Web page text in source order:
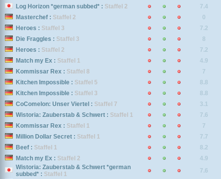
Log Horizon *german subbed* : Staffel 2
7.4
Masterchef : Staffel 2
0
Heroes : Staffel 3
7.2
Die Fraggles : Staffel 3
8
Heroes : Staffel 2
7.2
Match my Ex : Staffel 1
4.9
Kommissar Rex : Staffel 8
7
Kitchen Impossible : Staffel 5
8.8
Kitchen Impossible : Staffel 3
8.8
CoComelon: Unser Viertel : Staffel 7
3.1
Wistoria: Zauberstab & Schwert : Staffel 1
7.6
Kommissar Rex : Staffel 1
7
Million Dollar Secret : Staffel 1
7.7
Beef : Staffel 1
8.2
Match my Ex : Staffel 2
4.9
Wistoria: Zauberstab & Schwert *german
subbed* : Staffel 1
7.6